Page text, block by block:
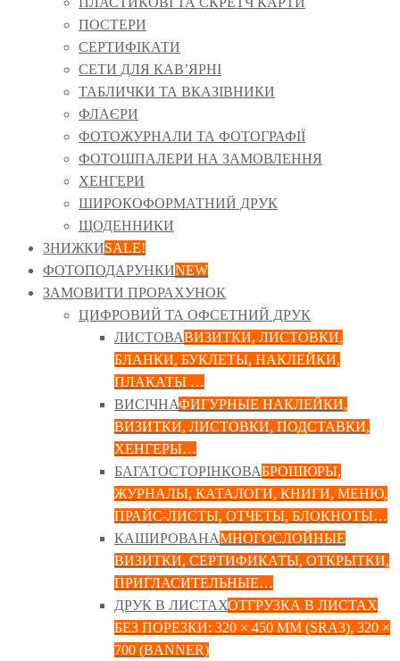
ПОСТЕРИ
СЕРТИФІКАТИ
СЕТИ ДЛЯ КАВ’ЯРНІ
ТАБЛИЧКИ ТА ВКАЗІВНИКИ
ФЛАЄРИ
ФОТОЖУРНАЛИ ТА ФОТОГРАФІЇ
ФОТОШПАЛЕРИ НА ЗАМОВЛЕННЯ
ХЕНГЕРИ
ШИРОКОФОРМАТНИЙ ДРУК
ЩОДЕННИКИ
ЗНИЖКИSALE!
ФОТОПОДАРУНКИNEW
ЗАМОВИТИ ПРОРАХУНОК
ЦИФРОВИЙ ТА ОФСЕТНИЙ ДРУК
ЛИСТОВАВИЗИТКИ, ЛИСТОВКИ,
БЛАНКИ, БУКЛЕТЫ, НАКЛЕЙКИ,
ПЛАКАТЫ …
ВИСІЧНАФИГУРНЫЕ НАКЛЕЙКИ,
ВИЗИТКИ, ЛИСТОВКИ, ПОДСТАВКИ,
ХЕНГЕРЫ…
БАГАТОСТОРІНКОВАБРОШЮРЫ,
ЖУРНАЛЫ, КАТАЛОГИ, КНИГИ, МЕНЮ,
ПРАЙС-ЛИСТЫ, ОТЧЕТЫ, БЛОКНОТЫ…
КАШИРОВАНАМНОГОСЛОЙНЫЕ
ВИЗИТКИ, СЕРТИФИКАТЫ, ОТКРЫТКИ,
ПРИГЛАСИТЕЛЬНЫЕ…
ДРУК В ЛИСТАХОТГРУЗКА В ЛИСТАХ
БЕЗ ПОРЕЗКИ: 320 × 450 ММ (SRA3), 320 ×
700 (BANNER)